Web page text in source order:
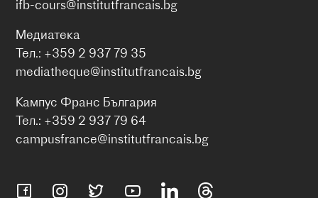
ifb-cours@institutfrancais.bg
Медиатека
Тел.: +359 2 937 79 35
mediatheque@institutfrancais.bg
Кампус Франс България
Тел.: +359 2 937 79 64
campusfrance@institutfrancais.bg